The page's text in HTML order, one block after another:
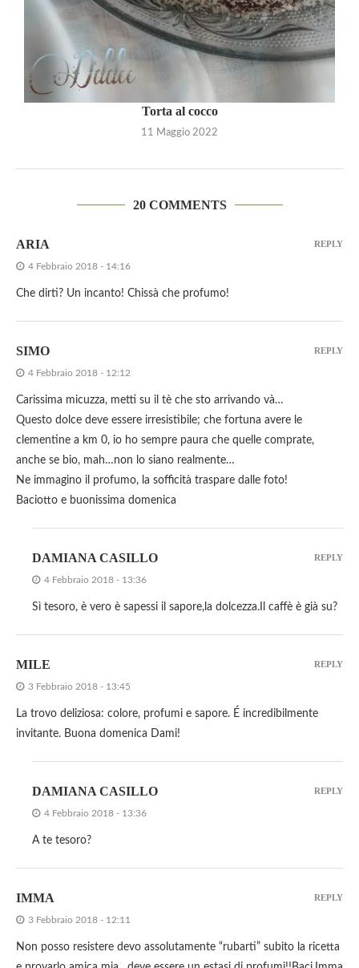
Torta al cocco
11 Maggio 2022
20 COMMENTS
ARIA
4 Febbraio 2018 - 14:16
Che dirti? Un incanto! Chissà che profumo!
REPLY
SIMO
4 Febbraio 2018 - 12:12
Carissima micuzza, metti su il tè che sto arrivando và…
Questo dolce deve essere irresistibile; che fortuna avere le
clementine a km 0, io ho sempre paura che quelle comprate,
anche se bio, mah…non lo siano realmente…
Ne immagino il profumo, la sofficità traspare dalle foto!
Baciotto e buonissima domenica
REPLY
DAMIANA CASILLO
4 Febbraio 2018 - 13:36
Sì tesoro, è vero è sapessi il sapore,la dolcezza.Il caffè è già su?
REPLY
MILE
3 Febbraio 2018 - 13:45
La trovo deliziosa: colore, profumi e sapore. É incredibilmente
invitante. Buona domenica Dami!
REPLY
DAMIANA CASILLO
4 Febbraio 2018 - 13:36
A te tesoro?
REPLY
IMMA
3 Febbraio 2018 - 12:11
Non posso resistere devo assolutamente “rubarti” subito la ricetta
REPLY